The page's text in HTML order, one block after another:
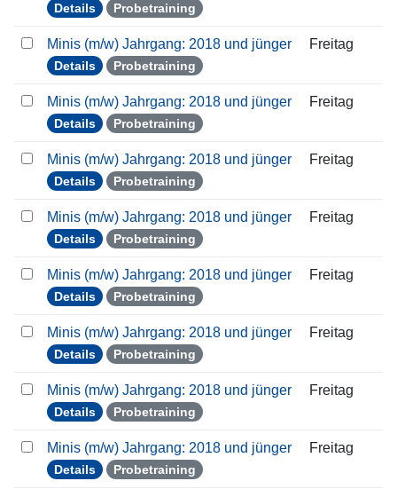
Details Probetraining
Minis (m/w) Jahrgang: 2018 und jünger
Details Probetraining
Freitag
Minis (m/w) Jahrgang: 2018 und jünger
Details Probetraining
Freitag
Minis (m/w) Jahrgang: 2018 und jünger
Details Probetraining
Freitag
Minis (m/w) Jahrgang: 2018 und jünger
Details Probetraining
Freitag
Minis (m/w) Jahrgang: 2018 und jünger
Details Probetraining
Freitag
Minis (m/w) Jahrgang: 2018 und jünger
Details Probetraining
Freitag
Minis (m/w) Jahrgang: 2018 und jünger
Details Probetraining
Freitag
Minis (m/w) Jahrgang: 2018 und jünger
Details Probetraining
Freitag